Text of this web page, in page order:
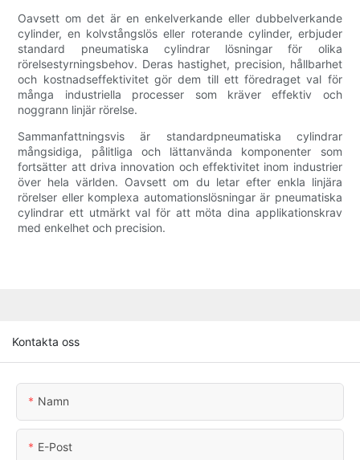
Oavsett om det är en enkelverkande eller dubbelverkande
cylinder, en kolvstångslös eller roterande cylinder, erbjuder
standard pneumatiska cylindrar lösningar för olika
rörelsestyrningsbehov. Deras hastighet, precision, hållbarhet
och kostnadseffektivitet gör dem till ett föredraget val för
många industriella processer som kräver effektiv och
noggrann linjär rörelse.
Sammanfattningsvis är standardpneumatiska cylindrar
mångsidiga, pålitliga och lättanvända komponenter som
fortsätter att driva innovation och effektivitet inom industrier
över hela världen. Oavsett om du letar efter enkla linjära
rörelser eller komplexa automationslösningar är pneumatiska
cylindrar ett utmärkt val för att möta dina applikationskrav
med enkelhet och precision.
Kontakta oss
Namn
E-Post